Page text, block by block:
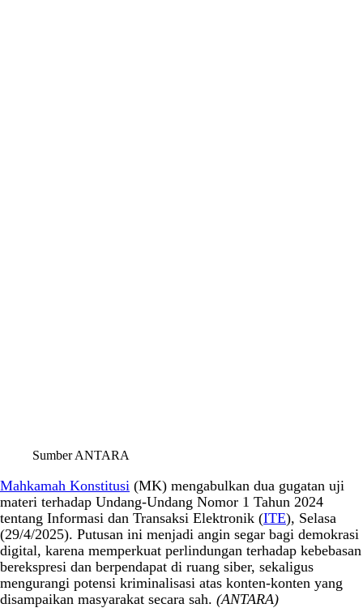
Sumber ANTARA
Mahkamah Konstitusi (MK) mengabulkan dua gugatan uji
materi terhadap Undang-Undang Nomor 1 Tahun 2024
tentang Informasi dan Transaksi Elektronik (ITE), Selasa
(29/4/2025). Putusan ini menjadi angin segar bagi demokrasi
digital, karena memperkuat perlindungan terhadap kebebasan
berekspresi dan berpendapat di ruang siber, sekaligus
mengurangi potensi kriminalisasi atas konten-konten yang
disampaikan masyarakat secara sah. (ANTARA)